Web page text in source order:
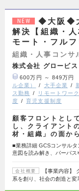
NEW
◆大阪◆
解決【組織・
モート・フル
組織・人事コンサ
株式会社 グロービス
600万円 ～ 849万円
ル企業）
大手企業
ス勤務
リモートワー
度
育児支援制度
顧客フロントとし
し、クライアント
材・組織」の面か
■業務詳細 GCSコンサル
意図を読み解き、パーパ
会社概要
【事業内容】
系を創り、社会の創造と